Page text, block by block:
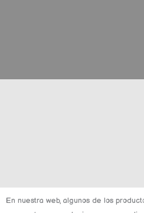
En nuestra web, algunos de los